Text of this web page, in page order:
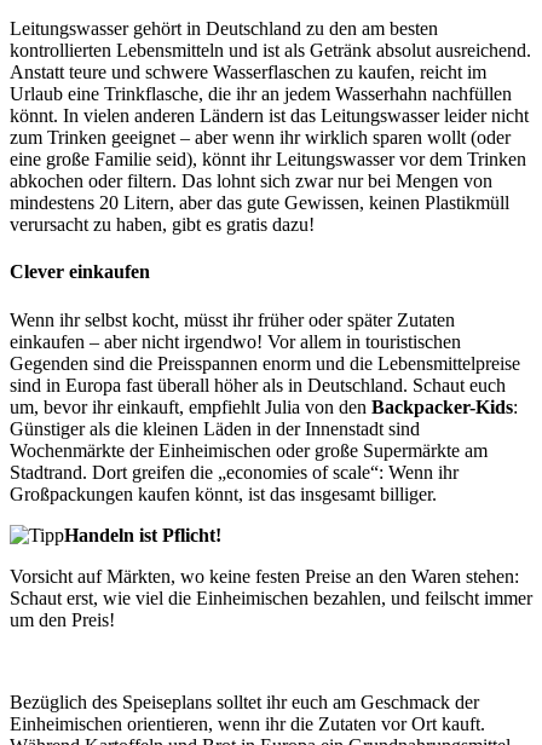
Leitungswasser gehört in Deutschland zu den am besten
kontrollierten Lebensmitteln und ist als Getränk absolut ausreichend.
Anstatt teure und schwere Wasserflaschen zu kaufen, reicht im
Urlaub eine Trinkflasche, die ihr an jedem Wasserhahn nachfüllen
könnt. In vielen anderen Ländern ist das Leitungswasser leider nicht
zum Trinken geeignet – aber wenn ihr wirklich sparen wollt (oder
eine große Familie seid), könnt ihr Leitungswasser vor dem Trinken
abkochen oder filtern. Das lohnt sich zwar nur bei Mengen von
mindestens 20 Litern, aber das gute Gewissen, keinen Plastikmüll
verursacht zu haben, gibt es gratis dazu!
Clever einkaufen
Wenn ihr selbst kocht, müsst ihr früher oder später Zutaten
einkaufen – aber nicht irgendwo! Vor allem in touristischen
Gegenden sind die Preisspannen enorm und die Lebensmittelpreise
sind in Europa fast überall höher als in Deutschland. Schaut euch
um, bevor ihr einkauft, empfiehlt Julia von den Backpacker-Kids:
Günstiger als die kleinen Läden in der Innenstadt sind
Wochenmärkte der Einheimischen oder große Supermärkte am
Stadtrand. Dort greifen die „economies of scale“: Wenn ihr
Großpackungen kaufen könnt, ist das insgesamt billiger.
Handeln ist Pflicht!
Vorsicht auf Märkten, wo keine festen Preise an den Waren stehen:
Schaut erst, wie viel die Einheimischen bezahlen, und feilscht immer
um den Preis!
Bezüglich des Speiseplans solltet ihr euch am Geschmack der
Einheimischen orientieren, wenn ihr die Zutaten vor Ort kauft.